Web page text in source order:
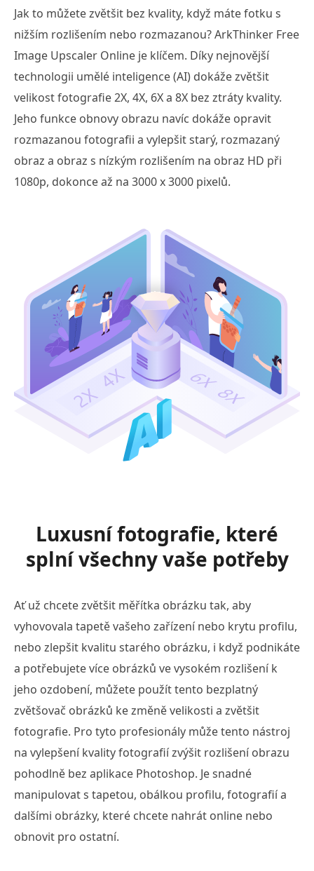
Jak to můžete zvětšit bez kvality, když máte fotku s
nižším rozlišením nebo rozmazanou? ArkThinker Free
Image Upscaler Online je klíčem. Díky nejnovější
technologii umělé inteligence (AI) dokáže zvětšit
velikost fotografie 2X, 4X, 6X a 8X bez ztráty kvality.
Jeho funkce obnovy obrazu navíc dokáže opravit
rozmazanou fotografii a vylepšit starý, rozmazaný
obraz a obraz s nízkým rozlišením na obraz HD při
1080p, dokonce až na 3000 x 3000 pixelů.
Luxusní fotografie, které
splní všechny vaše potřeby
Ať už chcete zvětšit měřítka obrázku tak, aby
vyhovovala tapetě vašeho zařízení nebo krytu profilu,
nebo zlepšit kvalitu starého obrázku, i když podnikáte
a potřebujete více obrázků ve vysokém rozlišení k
jeho ozdobení, můžete použít tento bezplatný
zvětšovač obrázků ke změně velikosti a zvětšit
fotografie. Pro tyto profesionály může tento nástroj
na vylepšení kvality fotografií zvýšit rozlišení obrazu
pohodlně bez aplikace Photoshop. Je snadné
manipulovat s tapetou, obálkou profilu, fotografií a
dalšími obrázky, které chcete nahrát online nebo
obnovit pro ostatní.